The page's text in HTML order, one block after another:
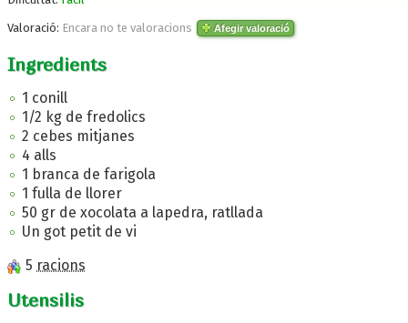
Valoració: Encara no te valoracions Afegir valoració
Ingredients
1 conill
1/2 kg de fredolics
2 cebes mitjanes
4 alls
1 branca de farigola
1 fulla de llorer
50 gr de xocolata a lapedra, ratllada
Un got petit de vi
5 racions
Utensilis